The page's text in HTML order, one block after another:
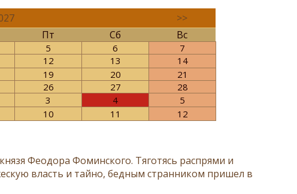
>>
Пт Сб Вс
5 6
7
12 13
14
19 20
21
26 27
28
3 4
5
10 11 12
Феодора Фоминского. Тяготясь распрями и
власть и тайно, бедным странником пришел в